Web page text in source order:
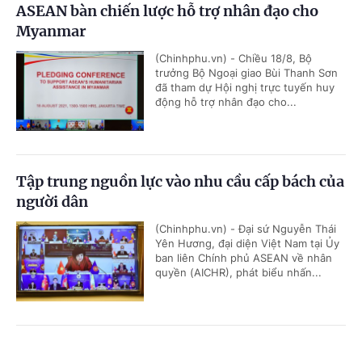
ASEAN bàn chiến lược hỗ trợ nhân đạo cho
Myanmar
(Chinhphu.vn) - Chiều 18/8, Bộ
trưởng Bộ Ngoại giao Bùi Thanh Sơn
đã tham dự Hội nghị trực tuyến huy
động hỗ trợ nhân đạo cho...
Tập trung nguồn lực vào nhu cầu cấp bách của
người dân
(Chinhphu.vn) - Đại sứ Nguyễn Thái
Yên Hương, đại diện Việt Nam tại Ủy
ban liên Chính phủ ASEAN về nhân
quyền (AICHR), phát biểu nhấn...